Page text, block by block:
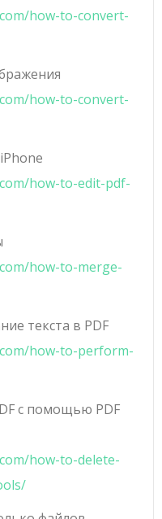
how-to-convert-
how-to-convert-
how-to-edit-pdf-
how-to-merge-
текста в PDF
how-to-perform-
с помощью PDF
how-to-delete-